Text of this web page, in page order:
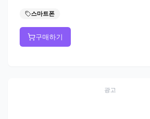
스마트폰
구매하기
광고